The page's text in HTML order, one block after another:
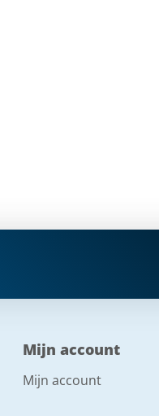
Mijn account
Mijn account